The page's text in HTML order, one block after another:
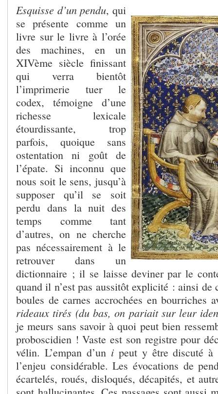
Esquisse d’un pendu, qui
se présente comme un
livre sur le livre à l’orée
des machines, en un
XIVème siècle finissant
qui verra bientôt
l’imprimerie tuer le
codex, témoigne d’une
richesse lexicale
étourdissante, trop
parfois, quoique sans
ostentation ni goût de
l’épate. Si inconnu que
nous soit le sens, jusqu’à
supposer qu’il se soit
perdu dans la nuit des
temps comme tant
d’autres, on ne cherche
pas nécessairement à le
retrouver dans un
dictionnaire ; il se laisse deviner par le
quand il n’est pas aussitôt explicité : ainsi de
boules de carnes accrochées en bourriches
rideaux tirés (du bas, on pariait sur leur
je meurs sans savoir à quoi peut bien
proboscidien ! Vaste est son registre pour
vélin. L’empan d’un i peut y être discuté à
l’enjeu considérable. Les évocations de
écartelés, roués, disloqués, décapités, et